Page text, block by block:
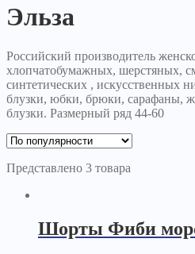
Эльза
Российский производитель
хлопчатобумажных, шерстяных,
синтетических , искусственных
блузки, юбки, брюки, сарафаны,
блузки. Размерный ряд 44-60
Представлено 3 товара
Шорты Фиби